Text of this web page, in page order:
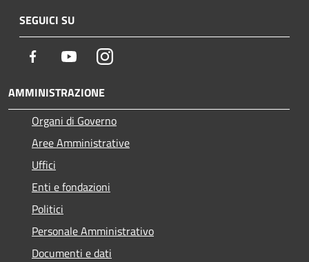
SEGUICI SU
Facebook YoutubeInstagram
AMMINISTRAZIONE
Organi di Governo
Aree Amministrative
Uffici
Enti e fondazioni
Politici
Personale Amministrativo
Documenti e dati